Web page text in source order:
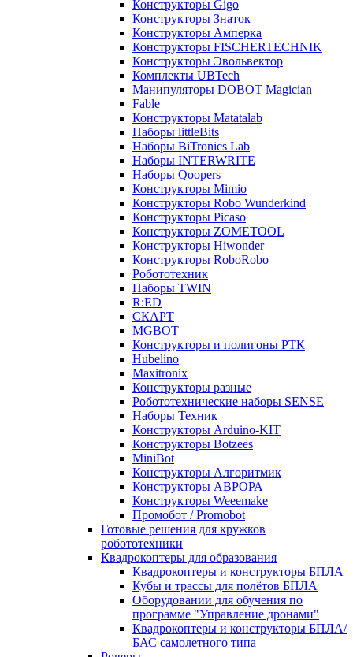
Конструкторы Gigo
Конструкторы Знаток
Конструкторы Амперка
Конструкторы FISCHERTECHNIK
Конструкторы Эвольвектор
Комплекты UBTech
Манипуляторы DOBOT Magician
Fable
Конструкторы Matatalab
Наборы littleBits
Наборы BiTronics Lab
Наборы INTERWRITE
Наборы Qoopers
Конструкторы Mimio
Конструкторы Robo Wunderkind
Конструкторы Picaso
Конструкторы ZOMETOOL
Конструкторы Hiwonder
Конструкторы RoboRobo
Робототехник
Наборы TWIN
R:ED
СКАРТ
MGBOT
Конструкторы и полигоны РТК
Hubelino
Maxitronix
Конструкторы разные
Робототехнические наборы SENSE
Наборы Техник
Конструкторы Arduino-KIT
Конструкторы Botzees
MiniBot
Конструкторы Алгоритмик
Конструкторы АВРОРА
Конструкторы Weeemake
Промобот / Promobot
Готовые решения для кружков
робототехники
Квадрокоптеры для образования
Квадрокоптеры и конструкторы БПЛА
Кубы и трассы для полётов БПЛА
Оборудовании для обучения по
программе "Управление дронами"
Квадрокоптеры и конструкторы БПЛА/
БАС самолетного типа